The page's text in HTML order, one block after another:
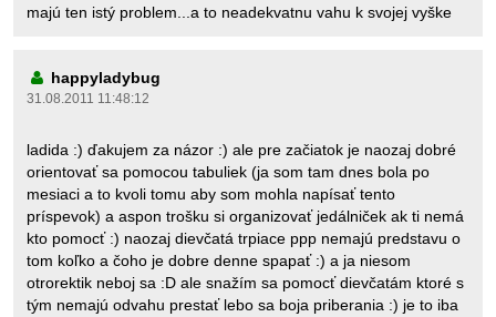
majú ten istý problem...a to neadekvatnu vahu k svojej vyške
happyladybug
31.08.2011 11:48:12
ladida :) ďakujem za názor :) ale pre začiatok je naozaj dobré
orientovať sa pomocou tabuliek (ja som tam dnes bola po
mesiaci a to kvoli tomu aby som mohla napísať tento
príspevok) a aspon trošku si organizovať jedálniček ak ti nemá
kto pomocť :) naozaj dievčatá trpiace ppp nemajú predstavu o
tom koľko a čoho je dobre denne spapať :) a ja niesom
otrorektik neboj sa :D ale snažím sa pomocť dievčatám ktoré s
tým nemajú odvahu prestať lebo sa boja priberania :) je to iba